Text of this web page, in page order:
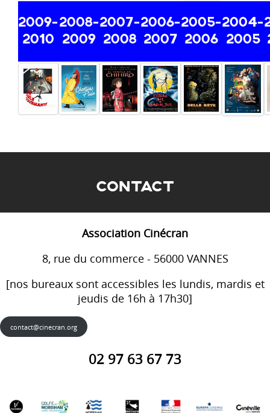
2009-
2010
2008-
2009
2007-
2008
2006-
2007
2005-
2006
2004-
2005
CONTACT
Association Cinécran
8, rue du commerce - 56000 VANNES
[nos bureaux sont accessibles les lundis, mardis et
jeudis de 16h à 17h30]
contact@cinecran.org
02 97 63 67 73